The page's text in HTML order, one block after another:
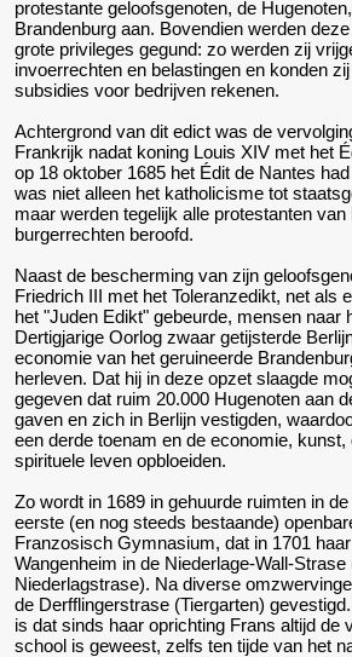
protestante geloofsgenoten, de
Brandenburg aan. Bovendien werden
grote privileges gegund: zo werden zij
invoerrechten en belastingen en konden
subsidies voor bedrijven rekenen.
Achtergrond van dit edict was de
Frankrijk nadat koning Louis XIV met het
op 18 oktober 1685 het Édit de Nantes
was niet alleen het katholicisme tot
maar werden tegelijk alle protestanten van
burgerrechten beroofd.
Naast de bescherming van zijn
Friedrich III met het Toleranzedikt, net als
het "Juden Edikt" gebeurde, mensen naar
Dertigjarige Oorlog zwaar getijsterde
economie van het geruineerde
herleven. Dat hij in deze opzet slaagde
gegeven dat ruim 20.000 Hugenoten aan
gaven en zich in Berlijn vestigden,
een derde toenam en de economie, kunst,
spirituele leven opbloeiden.
Zo wordt in 1689 in gehuurde ruimten in
eerste (en nog steeds bestaande)
Franzosisch Gymnasium, dat in 1701
Wangenheim in de Niederlage-Wall-
Niederlagstrase). Na diverse
de Derfflingerstrase (Tiergarten)
is dat sinds haar oprichting Frans altijd de
school is geweest, zelfs ten tijde van het